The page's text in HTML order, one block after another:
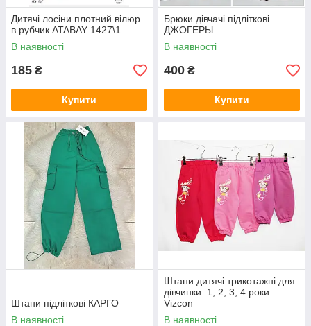
Дитячі лосіни плотний вілюр
в рубчик ATABAY 1427\1
В наявності
185 ₴
Купити
Брюки дівчачі підліткові
ДЖОГЕРЫ.
В наявності
400 ₴
Купити
Штани підліткові КАРГО
В наявності
Штани дитячі трикотажні для
дівчинки. 1, 2, 3, 4 роки.
Vizcon
В наявності